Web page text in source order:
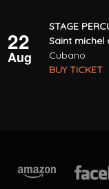
22
Aug
STAGE
Saint michel
Cubano
BUY TICKET